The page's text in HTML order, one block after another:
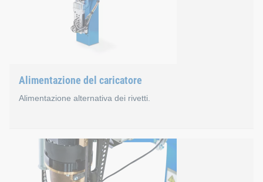
Nessuno scarto dovuto a sezioni di cintura vuote.
Costi inferiori per rivetto.
Baricentro ideale degli utensili di posizionamento.
Alimentazione del caricatore
Alimentazione alternativa dei rivetti.
Alimentazione del